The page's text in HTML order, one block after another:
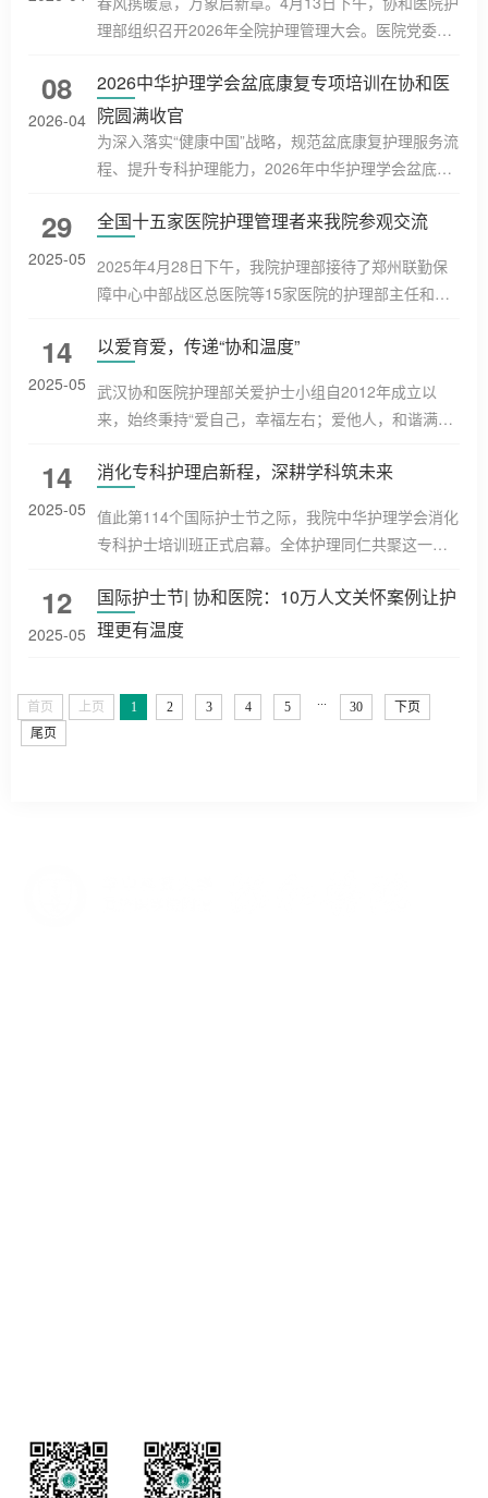
体验生命的温暖旅程：卸下疲惫、敞开心扉，感受陪
伴与爱。理念导入：从治到愈的温暖转向活动伊始，
念：生命教育关注的从来都不是...
理部组织召开2026年全院护理管理大会。医院党委副
人、全院总护士长、护士长及护理骨干共240余人参
会，凝聚护理力量，共绘发展蓝图。会议由护理部牵
头负责人熊莉娟副主任主持。汪宏波副书记首先代表
院党政领导向护理队伍的辛勤付出表示衷心的感谢。
“5·12”护士节系列特色活动，同...
08
2026-04
2026中华护理学会盆底康复专项培训在协和医
院圆满收官
为深入落实“健康中国”战略，规范盆底康复护理服务流
程、提升专科护理能力，2026年中华护理学会盆底康
妇产科盆底中心圆满落幕。本次培训吸引了山西长
与，通过系统化、专业化的课程体系，为盆底康复护
理领域培育了一批专业人才。 本次培训以“夯实理论、
的教学环节。开班仪式上，...
29
2025-05
全国十五家医院护理管理者来我院参观交流
2025年4月28日下午，我院护理部接待了郑州联勤保
障中心中部战区总医院等15家医院的护理部主任和护
作。护理部主任刘义兰、副主任熊莉娟、总护士长徐
总医院护理部主任邓莹带队。接待会由护理部熊莉娟
副主任主持。护理部主任刘义兰致辞，欢迎各位主任
促进；并向来访同仁介绍了武汉协...
14
2025-05
以爱育爱，传递“协和温度”
武汉协和医院护理部关爱护士小组自2012年成立以
来，始终秉持“爱自己，幸福左右；爱他人，和谐满溢”
“关爱护士倡议书”，关注护士群体；倾听护士心声，开
班睡眠日等。这些举措充分体现了护理部对护士的全
方位关怀。该小组在护理部刘义兰主任的倡议下成
进。在第114个国际护士节来临...
14
2025-05
消化专科护理启新程，深耕学科筑未来
值此第114个国际护士节之际，我院中华护理学会消化
专科护士培训班正式启幕。全体护理同仁共聚这一温
正式开启消化专科护理进阶新征程。消化内科蔺蓉主
任在开班仪式致辞中，首先为全体学员送出了节日的
理能力与职业素养，鼓励学员在四周学习中主动汲取
12
2025-05
国际护士节| 协和医院：10万人文关怀案例让护
理更有温度
首页 上页 1 2 3 4 5 ... 30
下页
尾页